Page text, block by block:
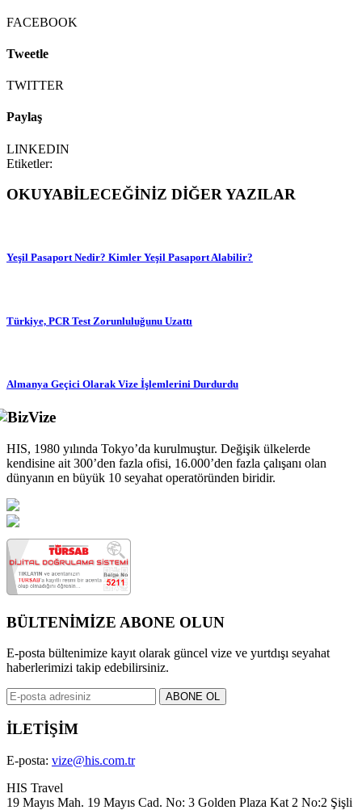
FACEBOOK
Tweetle
TWITTER
Paylaş
LINKEDIN
Etiketler:
OKUYABİLECEĞİNİZ DİĞER YAZILAR
Yeşil Pasaport Nedir? Kimler Yeşil Pasaport Alabilir?
Türkiye, PCR Test Zorunluluğunu Uzattı
Almanya Geçici Olarak Vize İşlemlerini Durdurdu
HIS, 1980 yılında Tokyo’da kurulmuştur. Değişik ülkelerde
kendisine ait 300’den fazla ofisi, 16.000’den fazla çalışanı olan
dünyanın en büyük 10 seyahat operatöründen biridir.
BÜLTENİMİZE ABONE OLUN
E-posta bültenimize kayıt olarak güncel vize ve yurtdışı seyahat
haberlerimizi takip edebilirsiniz.
İLETİŞİM
E-posta: vize@his.com.tr
HIS Travel
19 Mayıs Mah. 19 Mayıs Cad. No: 3 Golden Plaza Kat 2 No:2 Şişli